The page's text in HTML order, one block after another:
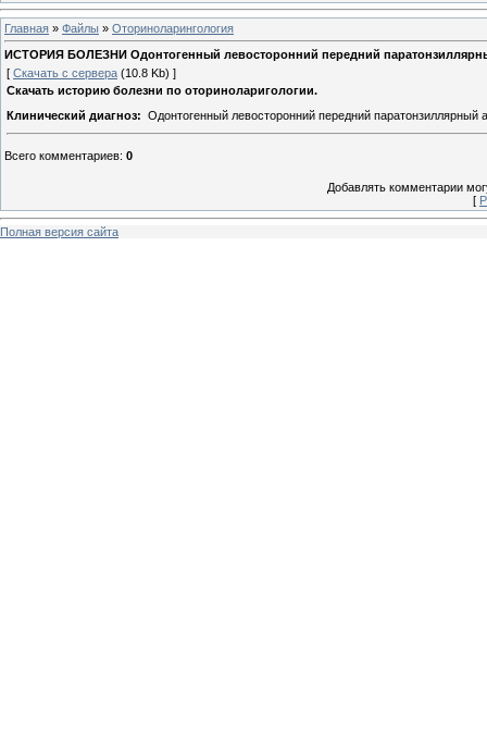
Главная » Файлы » Оториноларингология
ИСТОРИЯ БОЛЕЗНИ Одонтогенный левосторонний передний
[ Скачать с сервера (10.8 Kb) ]
Скачать историю болезни по оториноларигологии.
Клинический диагноз: Одонтогенный левосторонний передний паратонзиллярный
Всего комментариев: 0
Добавлять комментарии
[
Полная версия сайта